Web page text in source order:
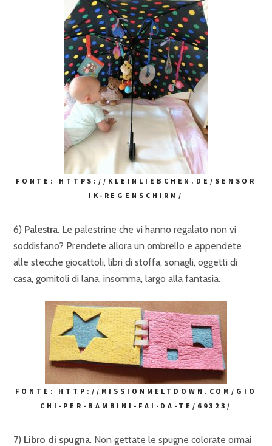
FONTE: HTTPS://KLEINLIEBCHEN.DE/SENSOR
IK-REGENSCHIRM/
6) Palestra. Le palestrine che vi hanno regalato non vi
soddisfano? Prendete allora un ombrello e appendete
alle stecche giocattoli, libri di stoffa, sonagli, oggetti di
casa, gomitoli di lana, insomma, largo alla fantasia.
FONTE: HTTP://MISSIONMELTDOWN.COM/GIO
CHI-PER-BAMBINI-FAI-DA-TE/69323/
7) Libro di spugna. Non gettate le spugne colorate ormai